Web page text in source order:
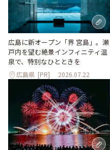
広島に新オープン「界 宮島」。瀬
戸内を望む絶景インフィニティ温
泉で、特別なひとときを
広島県 [PR] 2026.07.22